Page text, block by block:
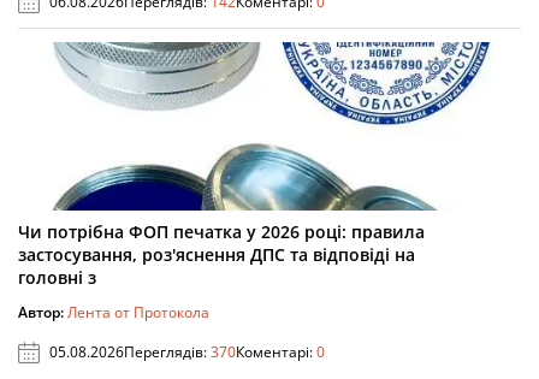
Чи потрібна ФОП печатка у 2026 році: правила
застосування, роз'яснення ДПС та відповіді на
головні з
Автор:Лента от Протокола
05.08.2026Переглядів:370Коментарі:0